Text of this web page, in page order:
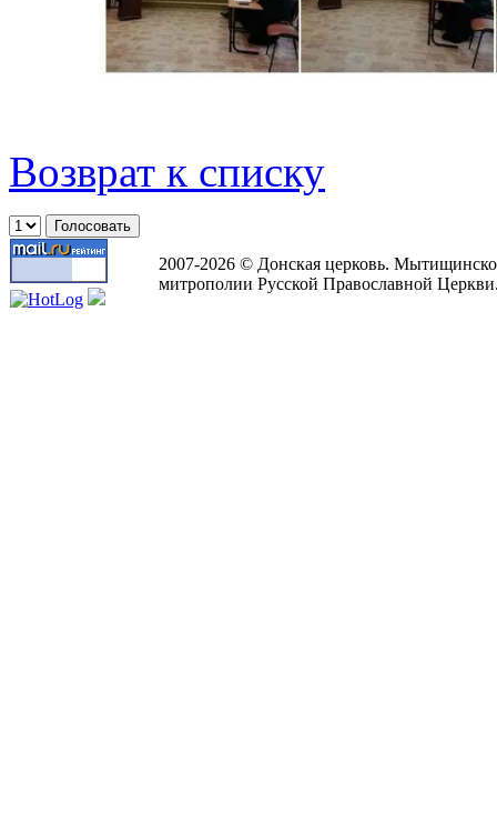
Возврат к списку
2007-2026 © Донская церковь.
митрополии Русской Православной